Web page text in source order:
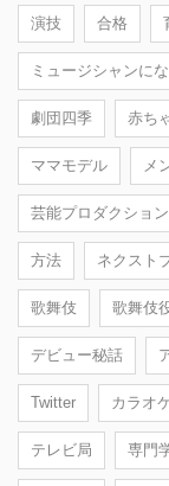
演技 合格
ミュージシャンに
劇団四季 赤ち
ママモデル メ
芸能プロダクション
方法 ネクスト
歌舞伎 歌舞伎
デビュー秘話
Twitter カラオ
テレビ局 専門